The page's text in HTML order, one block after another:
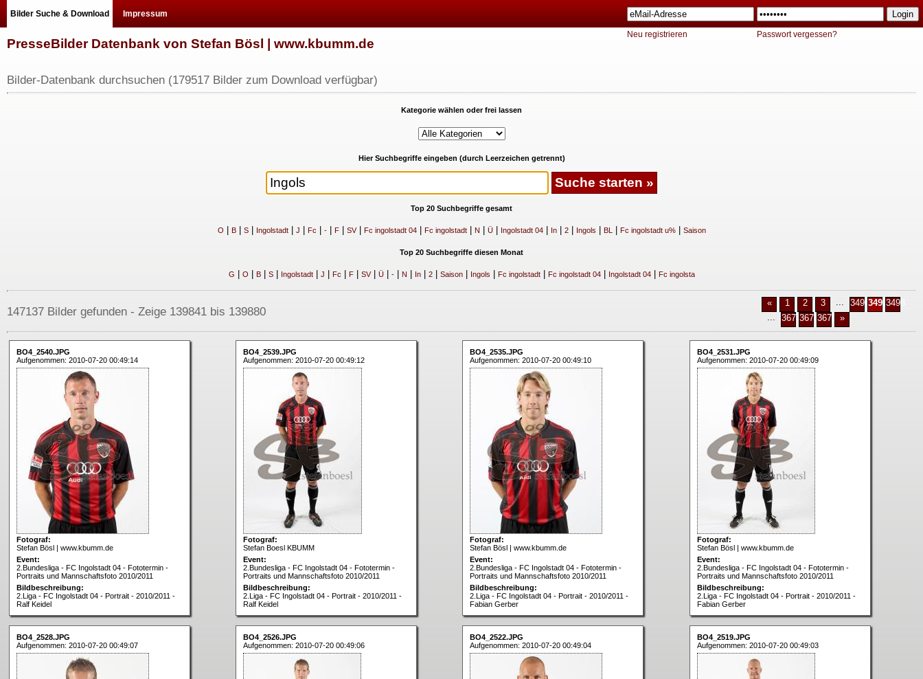
Bilder Suche & Download Impressum
Neu registrieren Passwort vergessen?
PresseBilder Datenbank von Stefan Bösl | www.kbumm.de
Bilder-Datenbank durchsuchen (179517 Bilder zum Download verfügbar)
Kategorie wählen oder frei lassen
Hier Suchbegriffe eingeben (durch Leerzeichen getrennt)
Top 20 Suchbegriffe gesamt
O B| S| Ingolstadt| J Fc -| F| SV| Fc ingolstadt 04| Fc ingolstadt| N Ü Ingolstadt 04| In| 2| Ingols BL | Fc ingolstadt u%| Saison
Top 20 Suchbegriffe diesen Monat
G O B| S| Ingolstadt| J Fc F| SV| Ü| -| N In| 2| Saison| Ingols Fc ingolstadt| Fc ingolstadt 04| Ingolstadt 04| Fc ingolsta
147137 Bilder gefunden - Zeige 139841 bis 139880
« 1 2 3 349634973498
367736783679 »
BO4_2540.JPG
Aufgenommen: 2010-07-20 00:49:14
Fotograf:
Stefan Bösl | www.kbumm.de
Event:
2.Bundesliga - FC Ingolstadt 04 - Fototermin -
Portraits und Mannschaftsfoto 2010/2011
Bildbeschreibung:
2.Liga - FC Ingolstadt 04 - Portrait - 2010/2011 -
Ralf Keidel
BO4_2539.JPG
Aufgenommen: 2010-07-20 00:49:12
Fotograf:
Stefan Boesl KBUMM
Event:
2.Bundesliga - FC Ingolstadt 04 - Fototermin -
Portraits und Mannschaftsfoto 2010/2011
Bildbeschreibung:
2.Liga - FC Ingolstadt 04 - Portrait - 2010/2011 -
Ralf Keidel
BO4_2535.JPG
Aufgenommen: 2010-07-20 00:49:10
Fotograf:
Stefan Bösl | www.kbumm.de
Event:
2.Bundesliga - FC Ingolstadt 04 - Fototermin -
Portraits und Mannschaftsfoto 2010/2011
Bildbeschreibung:
2.Liga - FC Ingolstadt 04 - Portrait - 2010/2011 -
Fabian Gerber
BO4_2531.JPG
Aufgenommen: 2010-07-20 00:49:09
Fotograf:
Stefan Bösl | www.kbumm.de
Event:
2.Bundesliga - FC Ingolstadt 04 - Fototermin -
Portraits und Mannschaftsfoto 2010/2011
Bildbeschreibung:
2.Liga - FC Ingolstadt 04 - Portrait - 2010/2011 -
Fabian Gerber
BO4_2528.JPG
Aufgenommen: 2010-07-20 00:49:07
BO4_2526.JPG
Aufgenommen: 2010-07-20 00:49:06
BO4_2522.JPG
Aufgenommen: 2010-07-20 00:49:04
BO4_2519.JPG
Aufgenommen: 2010-07-20 00:49:03